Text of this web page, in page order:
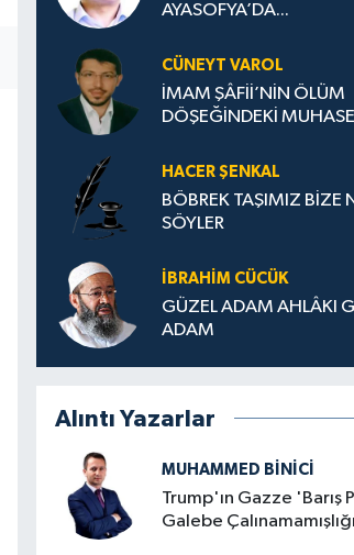
AYASOFYA’DA...
CÜNEYT VAROL
İMAM ŞÂFİİ’NİN ÖLÜM
DÖŞEĞİNDEKİ
HACER ŞENKAL
BÖBREK TAŞIMIZ BİZE
SÖYLER
İBRAHIM CÜCÜK
GÜZEL ADAM AHLÂKI
ADAM
Alıntı Yazarlar
MUHAMMED BINICI
Trump'ın Gazze 'Barış
Galebe